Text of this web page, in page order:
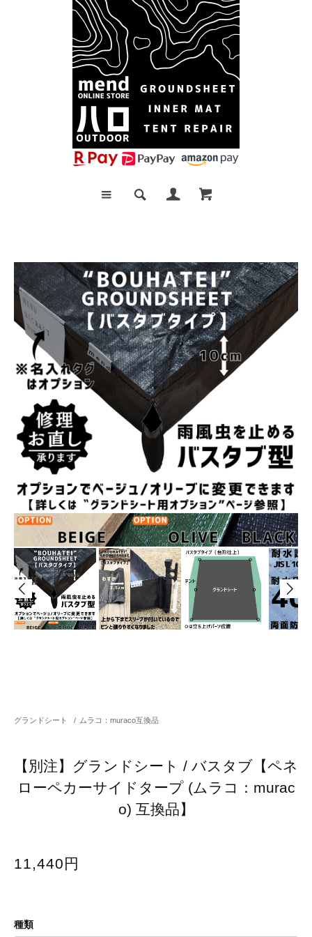
グランドシート / ムラコ：muraco互換品
【別注】グランドシート / バスタブ【ペネ
ローペカーサイドタープ (ムラコ：murac
o) 互換品】
11,440円
種類